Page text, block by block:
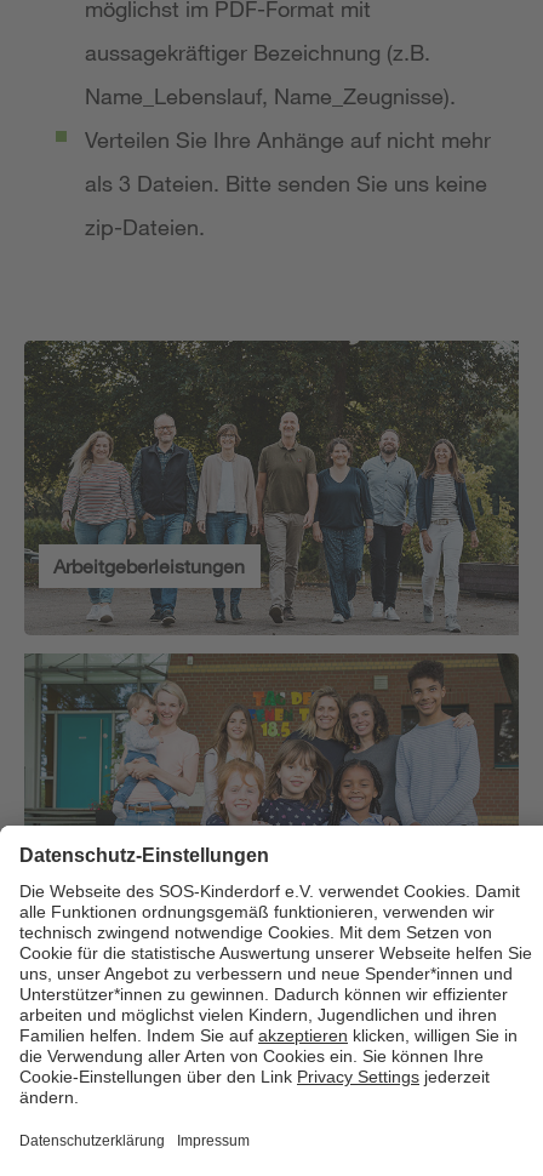
möglichst im PDF-Format mit
aussagekräftiger Bezeichnung (z.B.
Name_Lebenslauf, Name_Zeugnisse).
Verteilen Sie Ihre Anhänge auf nicht mehr
als 3 Dateien. Bitte senden Sie uns keine
zip-Dateien.
Arbeitgeberleistungen